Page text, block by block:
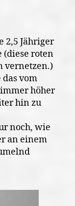
2,5 Jähriger
(diese roten
vernetzen.)
vom
höher
hin zu
noch, wie
an einem